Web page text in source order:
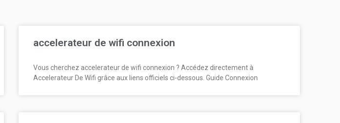
accelerateur de wifi connexion
Vous cherchez accelerateur de wifi connexion ? Accédez directement à
Accelerateur De Wifi grâce aux liens officiels ci-dessous. Guide Connexion